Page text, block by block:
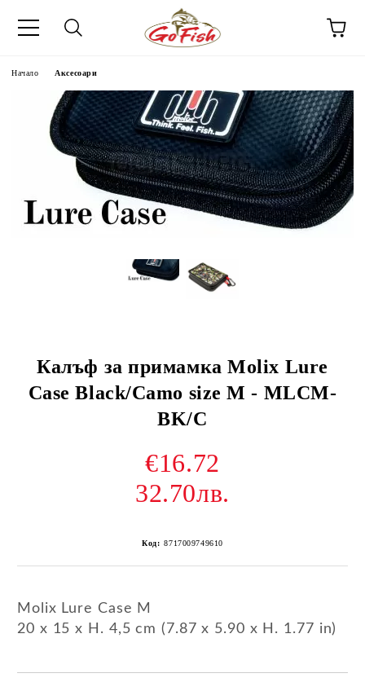
Начало Аксесоари
Калъф за примамка Molix Lure
Case Black/Camo size M - MLCM-
BK/C
€16.72
32.70лв.
Код: 8717009749610
Molix Lure Case M
20 x 15 x H. 4,5 cm (7.87 x 5.90 x H. 1.77 in)